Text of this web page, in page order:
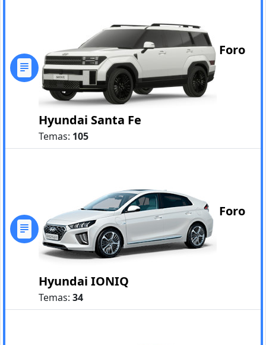
Foro
Hyundai Santa Fe
Temas: 105
Foro
Hyundai IONIQ
Temas: 34